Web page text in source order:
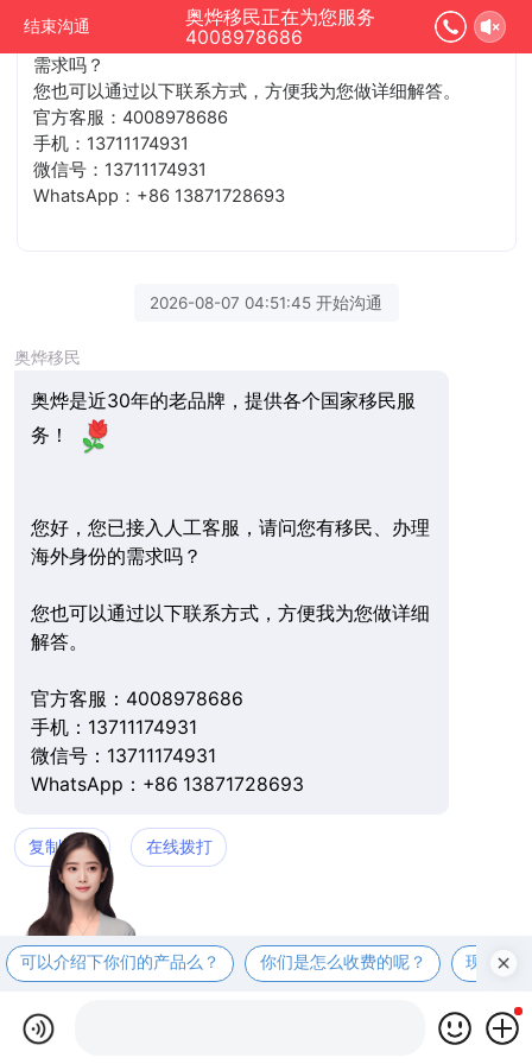
结束沟通
奥烨移民正在为您服务
4008978686
您好，您已接入人工客服，请问您有移民、办理海外身份的
需求吗？
您也可以通过以下联系方式，方便我为您做详细解答。
官方客服：4008978686
手机：13711174931
微信号：13711174931
WhatsApp：+86 13871728693
2026-08-07 04:51:45 开始沟通
奥烨移民
奥烨是近30年的老品牌，提供各个国家移民服
务！
您好，您已接入人工客服，请问您有移民、办理
海外身份的需求吗？
您也可以通过以下联系方式，方便我为您做详细
解答。
官方客服：4008978686
手机：13711174931
微信号：13711174931
WhatsApp：+86 13871728693
复制微信 在线拨打
可以介绍下你们的产品么？ 你们是怎么收费的呢？ 现在有